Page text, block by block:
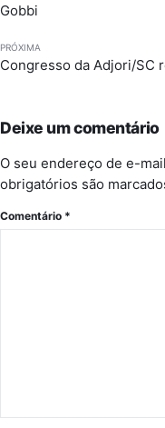
Gobbi
PRÓXIMA
Congresso da Adjori/SC
Deixe um comentário
O seu endereço de e-
obrigatórios são
Comentário *